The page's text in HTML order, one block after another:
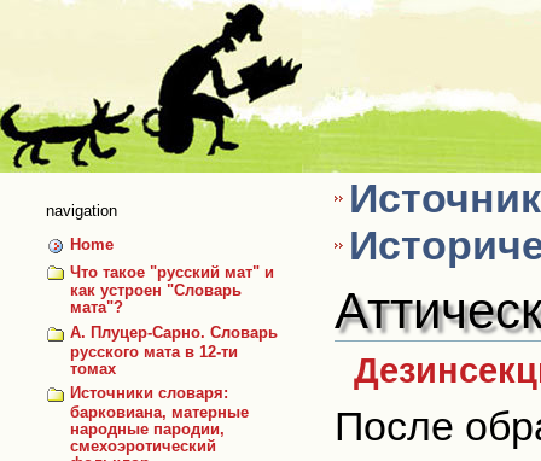
navigation
Home
Что такое "русский мат" и
как устроен "Словарь
мата"?
А. Плуцер-Сарно. Словарь
русского мата в 12-ти
томах
Источники словаря:
барковиана, матерные
народные пародии,
смехоэротический
После